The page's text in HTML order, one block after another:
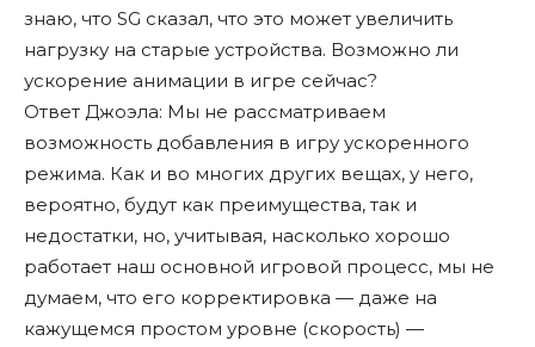
знаю, что SG сказал, что это может увеличить
нагрузку на старые устройства. Возможно ли
ускорение анимации в игре сейчас?
Ответ Джоэла: Мы не рассматриваем
возможность добавления в игру ускоренного
режима. Как и во многих других вещах, у него,
вероятно, будут как преимущества, так и
недостатки, но, учитывая, насколько хорошо
работает наш основной игровой процесс, мы не
думаем, что его корректировка — даже на
кажущемся простом уровне (скорость) —